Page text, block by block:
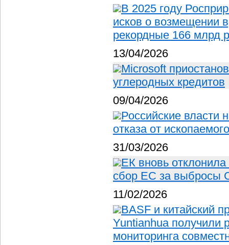
В 2025 году
исков о возмещении
рекордные 166 млрд
13/04/2026
Microsoft
углеродных кредитов
09/04/2026
Российские власти
отказа от
31/03/2026
ЕК вновь
сбор ЕС за выбросы
11/02/2026
BASF и китайский
Yuntianhua получили
мониторинга